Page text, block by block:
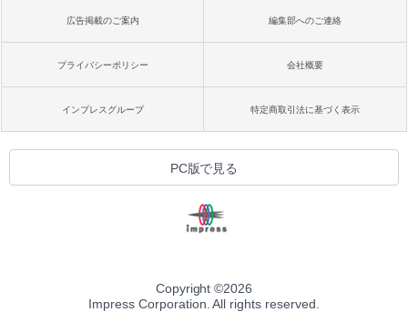
広告掲載のご案内 編集部へのご連絡
プライバシーポリシー 会社概要
インプレスグループ 特定商取引法に基づく表示
PC版で見る
Copyright ©2026
Impress Corporation. All rights reserved.